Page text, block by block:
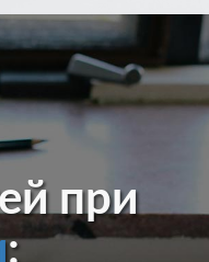
при
: